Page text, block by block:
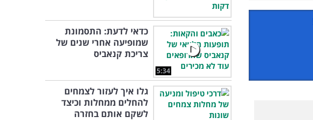
5:34
כדאי לדעת: התסמונת
שמופיעה אחרי שנים של
צריכת קנאביס
גלו איך לעזור לצמחים
להחלים ממחלות וכיצד
לשקם אותם בחזרה